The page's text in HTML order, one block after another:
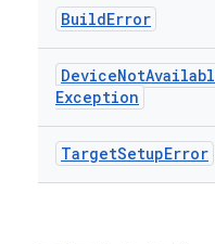
BuildError
DeviceNot
Exception
TargetSetupError